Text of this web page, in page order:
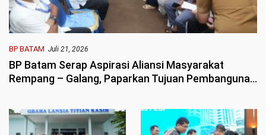
BP BATAM Juli 21, 2026
BP Batam Serap Aspirasi Aliansi Masyarakat
Rempang – Galang, Paparkan Tujuan Pembangunan